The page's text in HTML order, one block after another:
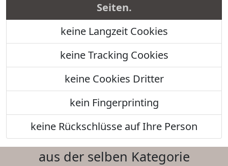
Seiten.
keine Langzeit Cookies
keine Tracking Cookies
keine Cookies Dritter
kein Fingerprinting
keine Rückschlüsse auf Ihre Person
aus der selben Kategorie